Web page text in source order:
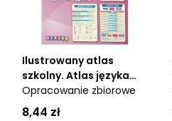
Ilustrowany atlas
szkolny. Atlas języka
angielskiego -
gramatyka
Opracowanie zbiorowe
8,44 zł